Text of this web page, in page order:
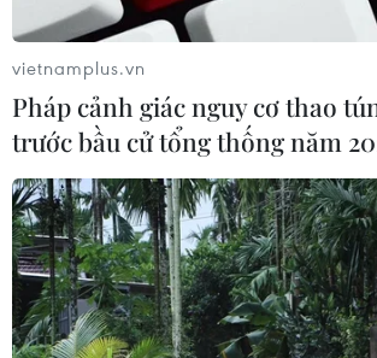
vietnamplus.vn
Pháp cảnh giác nguy cơ thao
trước bầu cử tổng thống năm